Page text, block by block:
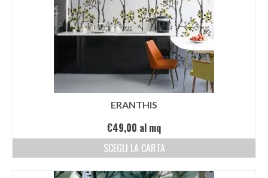
ERANTHIS
€49,00 al mq
SCEGLI LA CARTA